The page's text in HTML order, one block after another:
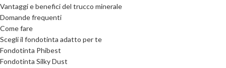
Vantaggi e benefici del trucco minerale
Domande frequenti
Come fare
Scegli il fondotinta adatto per te
Fondotinta Phibest
Fondotinta Silky Dust